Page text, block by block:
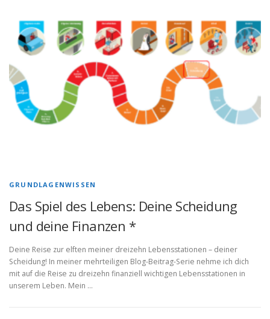
GRUNDLAGENWISSEN
Das Spiel des Lebens: Deine Scheidung
und deine Finanzen *
Deine Reise zur elften meiner dreizehn Lebensstationen – deiner
Scheidung! In meiner mehrteiligen Blog-Beitrag-Serie nehme ich dich
mit auf die Reise zu dreizehn finanziell wichtigen Lebensstationen in
unserem Leben. Mein …